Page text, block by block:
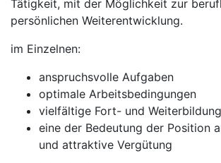
Tätigkeit, mit der Möglichkeit zur
persönlichen Weiterentwicklung.
im Einzelnen:
anspruchsvolle Aufgaben
optimale Arbeitsbedingungen
vielfältige Fort- und
eine der Bedeutung der Position
und attraktive Vergütung